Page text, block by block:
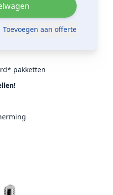
Toevoegen aan offerte
pakketten